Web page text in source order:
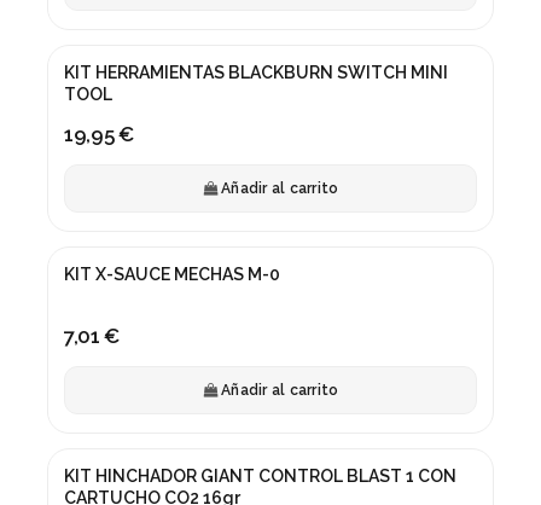
KIT HERRAMIENTAS BLACKBURN SWITCH MINI
TOOL
19,95 €
Añadir al carrito
KIT X-SAUCE MECHAS M-0
7,01 €
Añadir al carrito
KIT HINCHADOR GIANT CONTROL BLAST 1 CON
CARTUCHO CO2 16gr